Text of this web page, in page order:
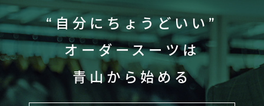
“自分にちょうどいい”
オーダースーツは
青山から始める